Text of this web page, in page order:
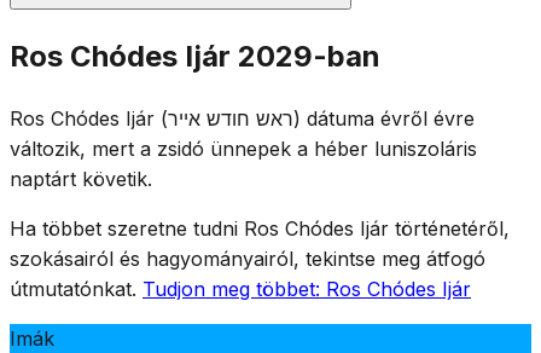
A szokásos Ros Chódes imákat mondják: fél Hállél,
Jáálé VeJávó, a Tóra-olvasmány és Muszáf. Mivel Ros
Chódes Ijár az Ómer-időszakra esik, az Ómer-számlálás
az esti istentiszteleteken folytatódik. Az Ómer félig
gyászos szokásai Ros Chódesen is érvényben
maradnak.
Ros Chódes Ijár 2029-ban
Ros Chódes Ijár (ראש חודש אייר) dátuma évről évre
változik, mert a zsidó ünnepek a héber luniszoláris
naptárt követik.
Ha többet szeretne tudni Ros Chódes Ijár történetéről,
szokásairól és hagyományairól, tekintse meg átfogó
útmutatónkat. Tudjon meg többet: Ros Chódes Ijár
Imák